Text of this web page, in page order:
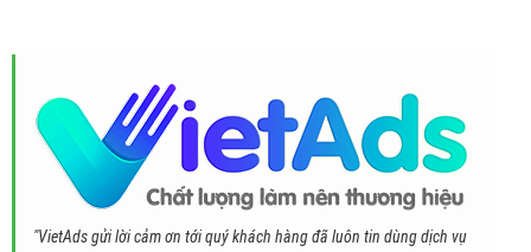
"VietAds gửi lời cảm ơn tới quý khách hàng đã luôn tin dùng dịch vụ